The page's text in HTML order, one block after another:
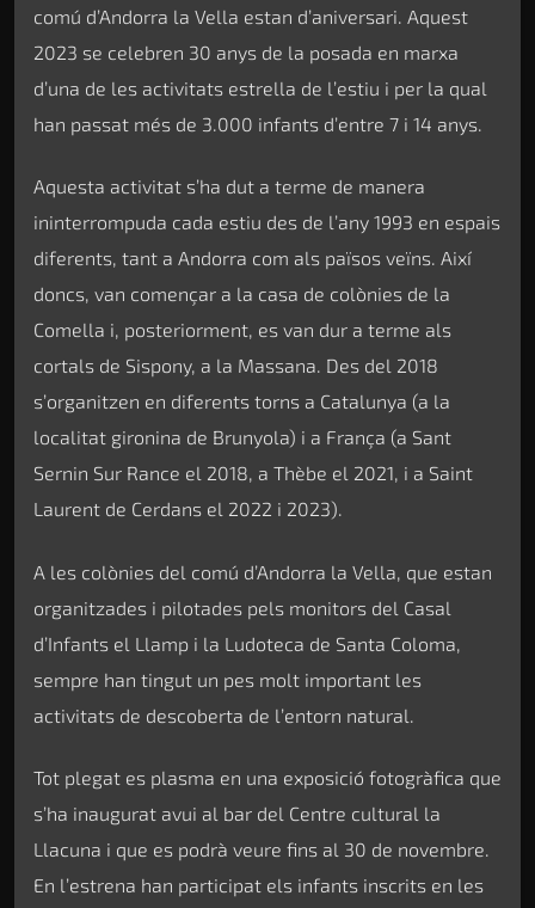
comú d’Andorra la Vella estan d’aniversari. Aquest
2023 se celebren 30 anys de la posada en marxa
d’una de les activitats estrella de l’estiu i per la qual
han passat més de 3.000 infants d’entre 7 i 14 anys.
Aquesta activitat s’ha dut a terme de manera
ininterrompuda cada estiu des de l’any 1993 en espais
diferents, tant a Andorra com als països veïns. Així
doncs, van començar a la casa de colònies de la
Comella i, posteriorment, es van dur a terme als
cortals de Sispony, a la Massana. Des del 2018
s’organitzen en diferents torns a Catalunya (a la
localitat gironina de Brunyola) i a França (a Sant
Sernin Sur Rance el 2018, a Thèbe el 2021, i a Saint
Laurent de Cerdans el 2022 i 2023).
A les colònies del comú d’Andorra la Vella, que estan
organitzades i pilotades pels monitors del Casal
d’Infants el Llamp i la Ludoteca de Santa Coloma,
sempre han tingut un pes molt important les
activitats de descoberta de l’entorn natural.
Tot plegat es plasma en una exposició fotogràfica que
s’ha inaugurat avui al bar del Centre cultural la
Llacuna i que es podrà veure fins al 30 de novembre.
En l’estrena han participat els infants inscrits en les